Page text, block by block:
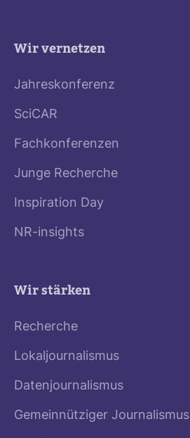
Wir vernetzen
Jahreskonferenz
SciCAR
Fachkonferenzen
Junge Recherche
Inspiration Day
NR-insights
Wir stärken
Recherche
Lokaljournalismus
Datenjournalismus
Gemeinnütziger Journalismus